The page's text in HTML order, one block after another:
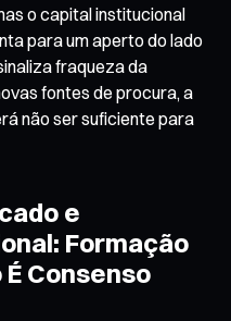
o capital institucional
para um aperto do lado
fraqueza da
fontes de procura, a
não ser suficiente para
e
Formação
É Consenso